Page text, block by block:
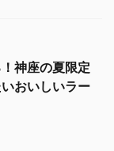
神座の夏限定
おいしいラー